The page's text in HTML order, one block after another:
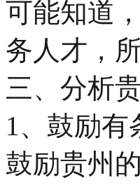
可能知道
务人才，
三、分析
1、鼓励有
鼓励贵州